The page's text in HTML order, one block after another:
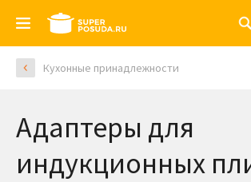
Кухонные принадлежности
Адаптеры для
индукционных